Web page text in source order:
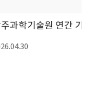
및 활용실적